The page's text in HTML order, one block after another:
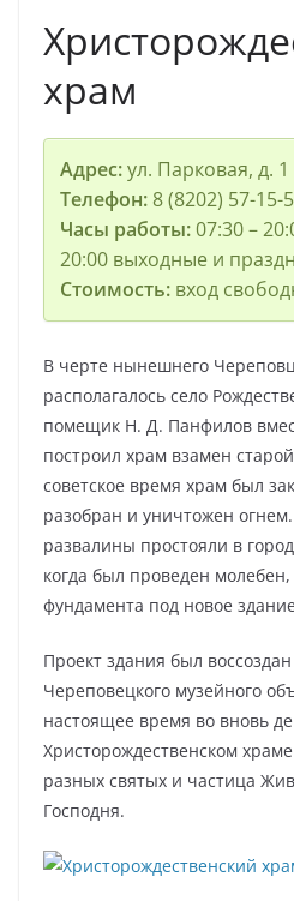
храм
Адрес:ул. Парковая, д. 1
Телефон:8 (8202) 57-15-
Часы работы:07:30 –
20:00 выходные и
Стоимость:вход
В черте нынешнего
располагалось село
помещик Н. Д. Панфилов
построил храм взамен
советское время храм был
разобран и уничтожен
развалины простояли в
когда был проведен молебен,
фундамента под новое
Проект здания был
Череповецкого музейного
настоящее время во вновь
Христорождественском
разных святых и частица
Господня.